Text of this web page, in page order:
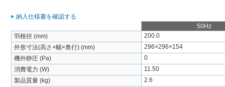
納入仕様書を確認する
50Hz
羽根径 (mm)
200.0
外形寸法(高さ×幅×奥行) (mm)
296×296×154
機外静圧 (Pa)
0
消費電力 (W)
11.50
製品質量 (kg)
2.6